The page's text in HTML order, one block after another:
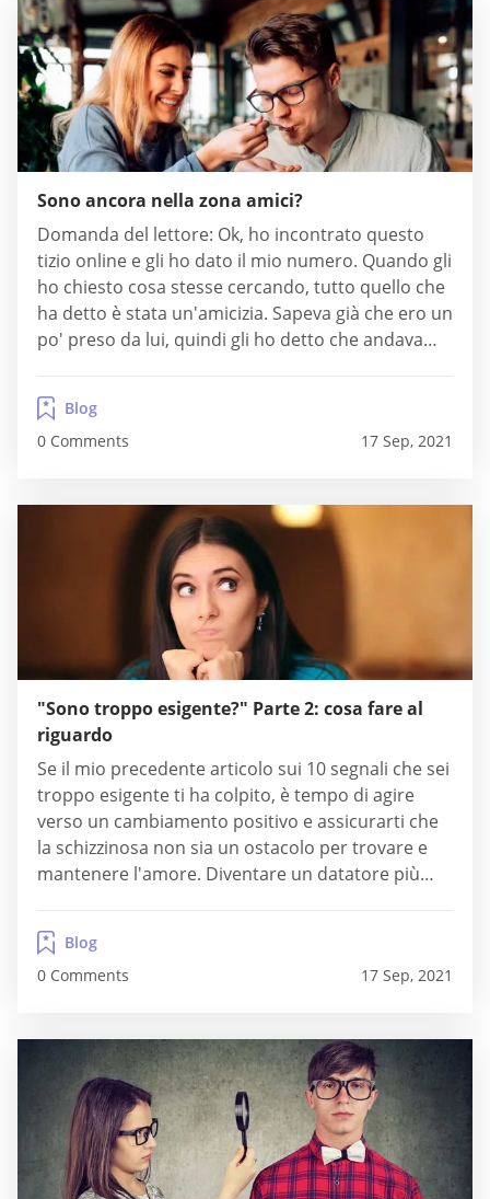
Sono ancora nella zona amici?
Domanda del lettore: Ok, ho incontrato questo
tizio online e gli ho dato il mio numero. Quando gli
ho chiesto cosa stesse cercando, tutto quello che
ha detto è stata un'amicizia. Sapeva già che ero un
po' preso da lui, quindi gli ho detto che andava
mi parla ogni notte finché...
Blog
0 Comments
17 Sep, 2021
"Sono troppo esigente?" Parte 2: cosa fare al
riguardo
Se il mio precedente articolo sui 10 segnali che sei
troppo esigente ti ha colpito, è tempo di agire
verso un cambiamento positivo e assicurarti che
la schizzinosa non sia un ostacolo per trovare e
mantenere l'amore. Diventare un datatore più
una possibilità a più potenziali partner riducendo
la tua tendenza a...
Blog
0 Comments
17 Sep, 2021